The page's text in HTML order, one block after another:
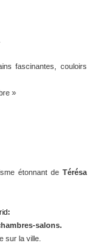
fascinantes, couloirs
»
étonnant de Térésa
:
salons.
sur la ville.